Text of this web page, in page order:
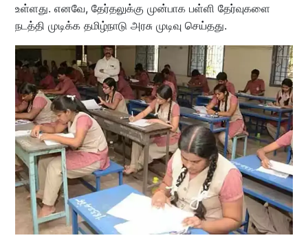
உள்ளது. எனவே, தேர்தலுக்கு முன்பாக பள்ளி தேர்வுகளை
நடத்தி முடிக்க தமிழ்நாடு அரசு முடிவு செய்தது.